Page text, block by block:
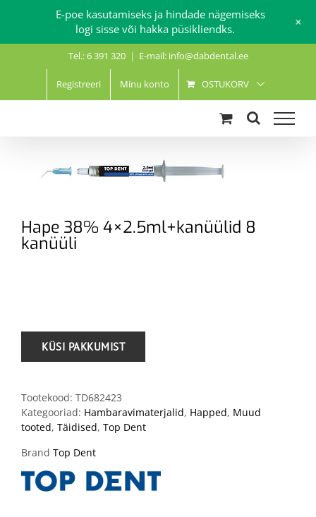
Tel.: 6 391 320 | E-mail: info@dabdental.ee
Registreeri Minu konto OSTUKORV
Hape 38% 4×2.5ml+kanüülid 8
kanüüli
Tootekood: TD682423
Kategooriad: Hambaravimaterjalid, Happed, Muud
tooted, Täidised, Top Dent
Brand Top Dent
E-poe kasutamiseks ja hindade nägemiseks
logi sisse või hakka püsikliendks.
+